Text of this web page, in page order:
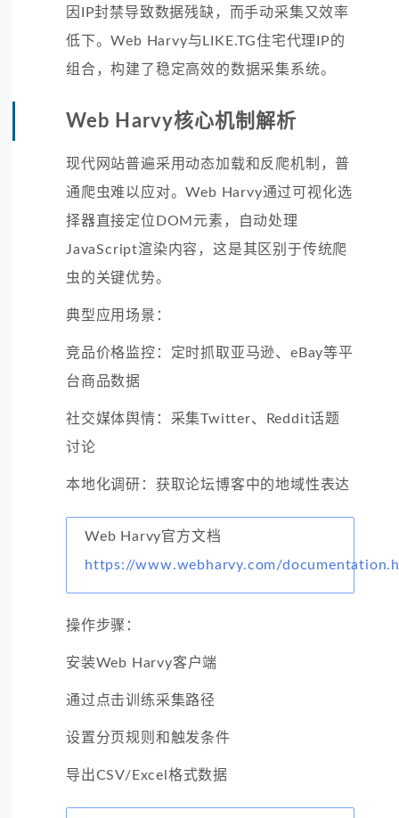
因IP封禁导致数据残缺，而手动采集又效率
低下。Web Harvy与LIKE.TG住宅代理IP的
组合，构建了稳定高效的数据采集系统。
Web Harvy核心机制解析
现代网站普遍采用动态加载和反爬机制，普
通爬虫难以应对。Web Harvy通过可视化选
择器直接定位DOM元素，自动处理
JavaScript渲染内容，这是其区别于传统爬
虫的关键优势。
典型应用场景：
竞品价格监控：定时抓取亚马逊、eBay等平
台商品数据
社交媒体舆情：采集Twitter、Reddit话题
讨论
本地化调研：获取论坛博客中的地域性表达
Web Harvy官方文档
https://www.webharvy.com/
操作步骤：
安装Web Harvy客户端
通过点击训练采集路径
设置分页规则和触发条件
导出CSV/Excel格式数据